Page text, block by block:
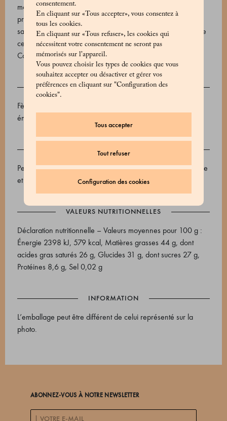
consentement.
En cliquant sur «Tous accepter», vous consentez à
tous les cookies.
En cliquant sur «Tous refuser», les cookies qui
nécessitent votre consentement ne seront pas
mémorisés sur l’appareil.
Vous pouvez choisir les types de cookies que vous
souhaitez accepter ou désactiver et gérer vos
préférences en cliquant sur "Configuration des
cookies".
Tous accepter
Tout refuser
Configuration des cookies
monde entier afin de créer ses barres chocolatées de
première qualité. Les amateurs de chocolat blanc et de sa
saveur particulière apprécieront les qualités sophistiquées de
cette version.
Code produit: 510624001_V
INGRÈDIENTS
Fèves de cacao, sucre de canne, beurre de cacao,
émulsifiant : lécithine de tournesol, vanille.
ALLERGÈNES
Peut contenir des traces de : Fruits à coque, soja, lait, sésame
et arachides.
VALEURS NUTRITIONNELLES
Déclaration nutritionnelle – Valeurs moyennes pour 100 g :
Énergie 2398 kJ, 579 kcal, Matières grasses 44 g, dont
acides gras saturés 26 g, Glucides 31 g, dont sucres 27 g,
Protéines 8,6 g, Sel 0,02 g
INFORMATION
L’emballage peut être différent de celui représenté sur la
photo.
ABONNEZ-VOUS À NOTRE NEWSLETTER